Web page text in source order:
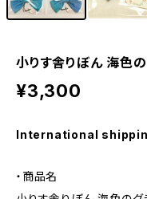
小りす舎りぼん 海色
¥3,300
International
・商品名